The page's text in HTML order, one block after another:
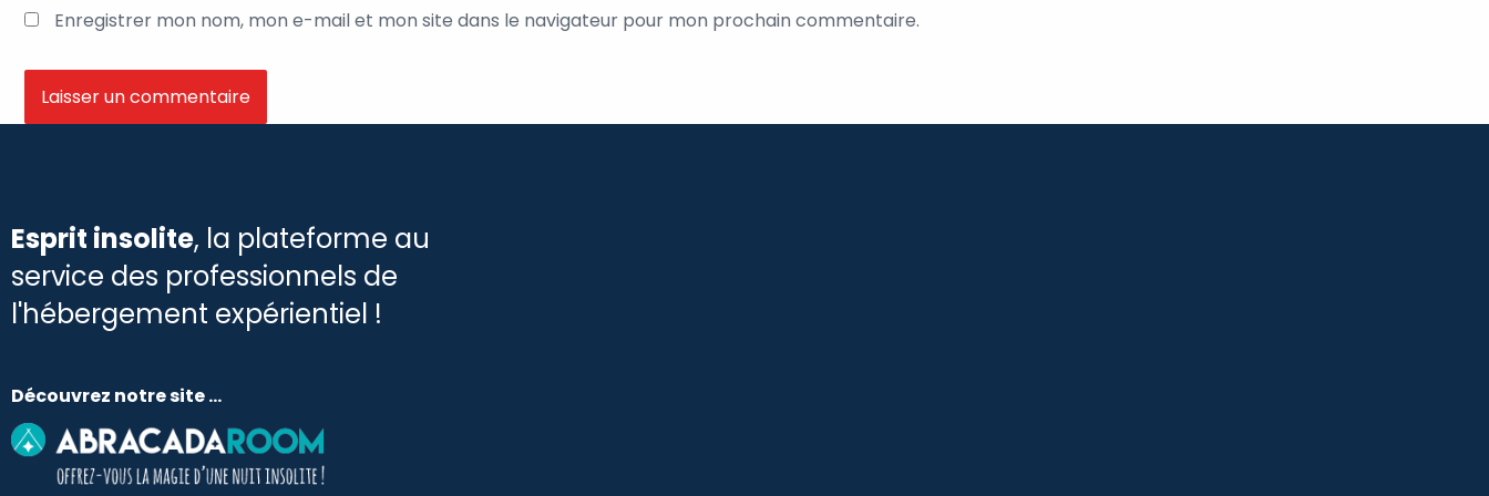
Enregistrer mon nom, mon e-mail et mon site dans le navigateur pour mon prochain commentaire.
Esprit insolite, la plateforme au
service des professionnels de
l'hébergement expérientiel !
Découvrez notre site ...